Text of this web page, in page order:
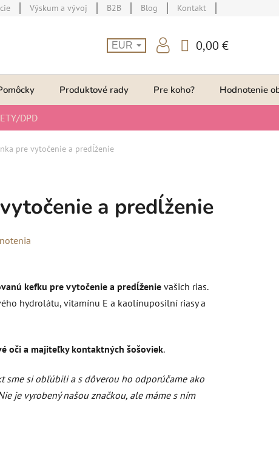
Výskum a vývoj B2B Blog Kontakt
EUR
KOŠÍK
0,00 €
Produktové rady Pre koho? Hodnotenie
DPD
pre vytočenie a predĺženie
a predĺženie
kefku pre vytočenie a predĺženie vašich rias.
hydrolátu, vitamínu E a kaolínuposilní riasy a
oči a majiteľky kontaktných šošoviek.
sme si obľúbili a s dôverou ho odporúčame ako
je vyrobený našou značkou, ale máme s ním